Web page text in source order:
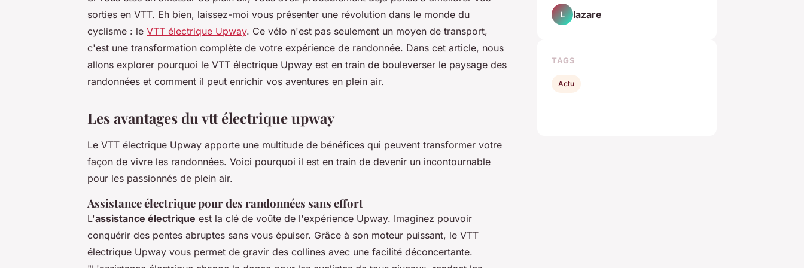
sorties en VTT. Eh bien, laissez-moi vous présenter une révolution dans le monde du
cyclisme : le VTT électrique Upway. Ce vélo n'est pas seulement un moyen de transport,
c'est une transformation complète de votre expérience de randonnée. Dans cet article, nous
allons explorer pourquoi le VTT électrique Upway est en train de bouleverser le paysage des
randonnées et comment il peut enrichir vos aventures en plein air.
Les avantages du vtt électrique upway
Le VTT électrique Upway apporte une multitude de bénéfices qui peuvent transformer votre
façon de vivre les randonnées. Voici pourquoi il est en train de devenir un incontournable
pour les passionnés de plein air.
Assistance électrique pour des randonnées sans effort
L'assistance électrique est la clé de voûte de l'expérience Upway. Imaginez pouvoir
conquérir des pentes abruptes sans vous épuiser. Grâce à son moteur puissant, le VTT
électrique Upway vous permet de gravir des collines avec une facilité déconcertante.
L lazare
TAGS
Actu